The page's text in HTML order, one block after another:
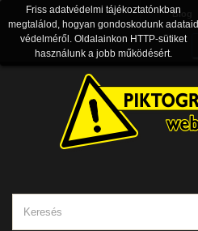
Blog
Friss adatvédelmi tájékoztatónkban
megtalálod, hogyan gondoskodunk adataid
védelméről. Oldalainkon HTTP-sütiket
használunk a jobb működésért.